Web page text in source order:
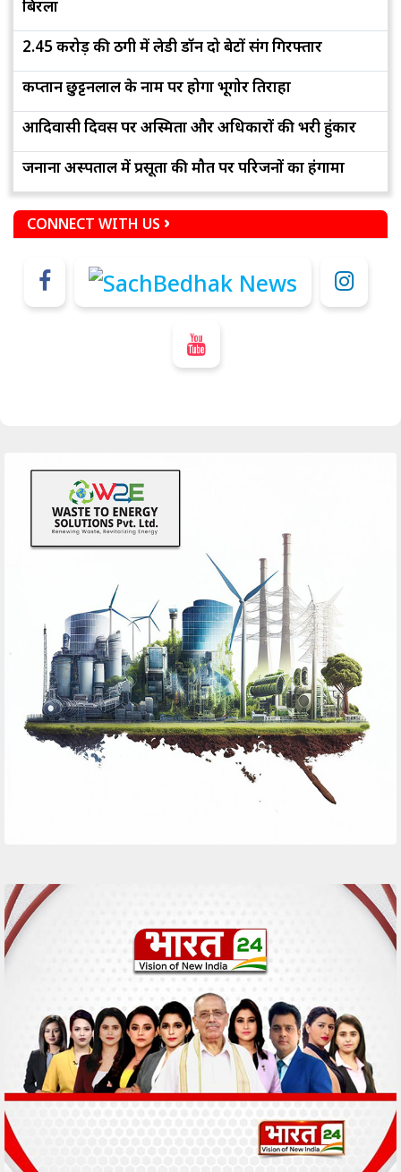
बिरला
2.45 करोड़ की ठगी में लेडी डॉन दो बेटों संग गिरफ्तार
कप्तान छुट्टनलाल के नाम पर होगा भूगोर तिराहा
आदिवासी दिवस पर अस्मिता और अधिकारों की भरी हुंकार
जनाना अस्पताल में प्रसूता की मौत पर परिजनों का हंगामा
CONNECT WITH US